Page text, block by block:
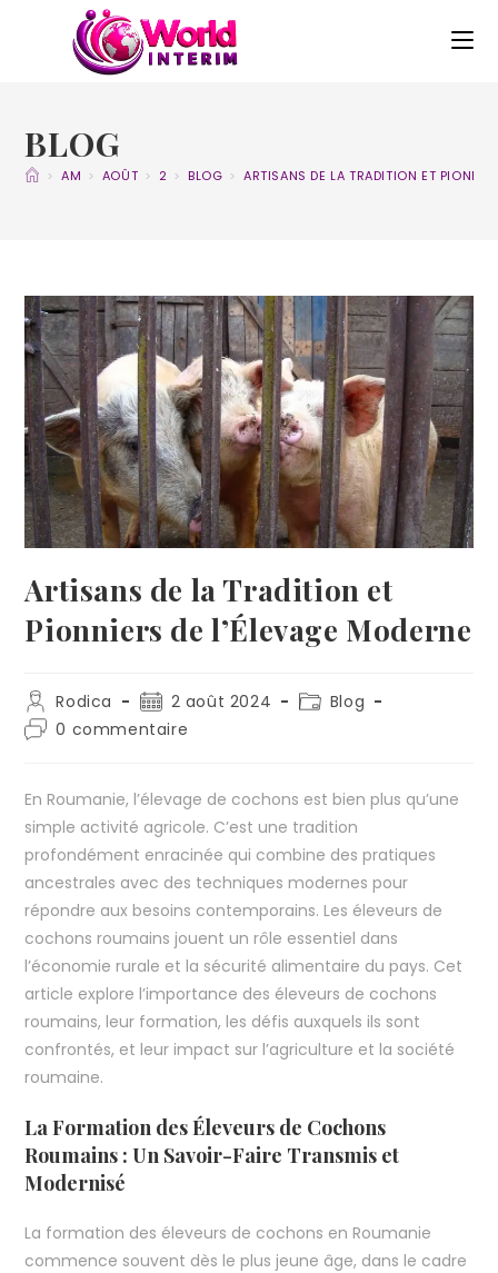
BLOG
> AM > AOÛT > 2 > BLOG > ARTISANS DE LA TRADITION ET
Artisans de la Tradition et
Pionniers de l’Élevage Moderne
Rodica 2 août 2024
Blog
0 commentaire
En Roumanie, l’élevage de cochons est bien plus qu’une
simple activité agricole. C’est une tradition
profondément enracinée qui combine des pratiques
ancestrales avec des techniques modernes pour
répondre aux besoins contemporains. Les éleveurs de
cochons roumains jouent un rôle essentiel dans
l’économie rurale et la sécurité alimentaire du pays. Cet
article explore l’importance des éleveurs de cochons
roumains, leur formation, les défis auxquels ils sont
confrontés, et leur impact sur l’agriculture et la société
roumaine.
La Formation des Éleveurs de Cochons
Roumains : Un Savoir-Faire Transmis et
Modernisé
La formation des éleveurs de cochons en Roumanie
commence souvent dès le plus jeune âge, dans le cadre